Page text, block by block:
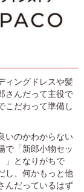
ィングドレスや髪
さんだって主役で
こだわって準備し
いのかわからない
で「新郎小物セッ
」となりがちで
し、何かもっと他
んだっているはず